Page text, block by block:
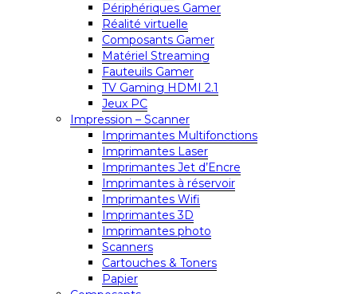
Périphériques Gamer
Réalité virtuelle
Composants Gamer
Matériel Streaming
Fauteuils Gamer
TV Gaming HDMI 2.1
Jeux PC
Impression – Scanner
Imprimantes Multifonctions
Imprimantes Laser
Imprimantes Jet d’Encre
Imprimantes à réservoir
Imprimantes Wifi
Imprimantes 3D
Imprimantes photo
Scanners
Cartouches & Toners
Papier